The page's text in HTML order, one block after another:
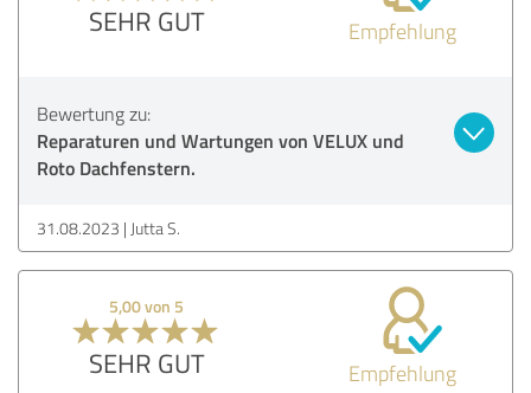
SEHR GUT Empfehlung
Bewertung zu:
Reparaturen und Wartungen von VELUX und
Roto Dachfenstern.
31.08.2023 Jutta S.
5,00 von 5
SEHR GUT Empfehlung